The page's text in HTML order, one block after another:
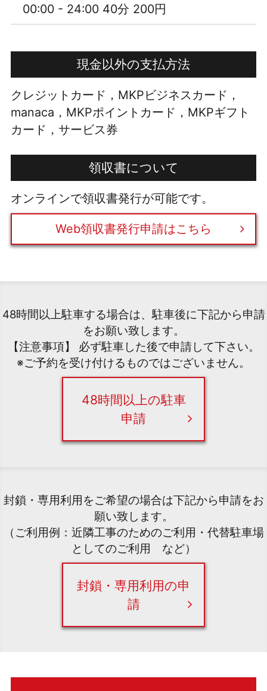
00:00 - 24:00 40分 200円
現金以外の支払方法
クレジットカード，MKPビジネスカード，
manaca，MKPポイントカード，MKPギフト
カード，サービス券
領収書について
オンラインで領収書発行が可能です。
Web領収書発行申請はこちら
48時間以上駐車する場合は、駐車後に下記から申請
をお願い致します。
【注意事項】 必ず駐車した後で申請して下さい。
※ご予約を受け付けるものではございません。
48時間以上の駐車
申請
封鎖・専用利用をご希望の場合は下記から申請をお
願い致します。
（ご利用例：近隣工事のためのご利用・代替駐車場
としてのご利用 など）
封鎖・専用利用の申
請